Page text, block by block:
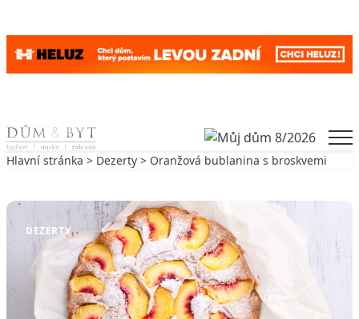
Skip to content
Hlavní stránka > Dezerty > Oranžová bublanina s broskvemi
DEZERTY